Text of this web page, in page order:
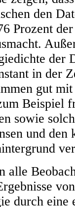
den
Prozent
der
in der
gut
Beispiel
sowie
und den
alle
durch eine